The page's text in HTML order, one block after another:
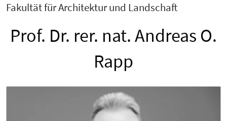
Fakultät für Architektur und Landschaft
Prof. Dr. rer. nat. Andreas O.
Rapp